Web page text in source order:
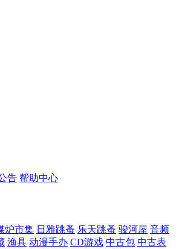
告 帮助中心
炉市集 日雅跳蚤 乐天跳蚤 骏河屋 音频
渔具 动漫手办 CD游戏 中古包 中古表